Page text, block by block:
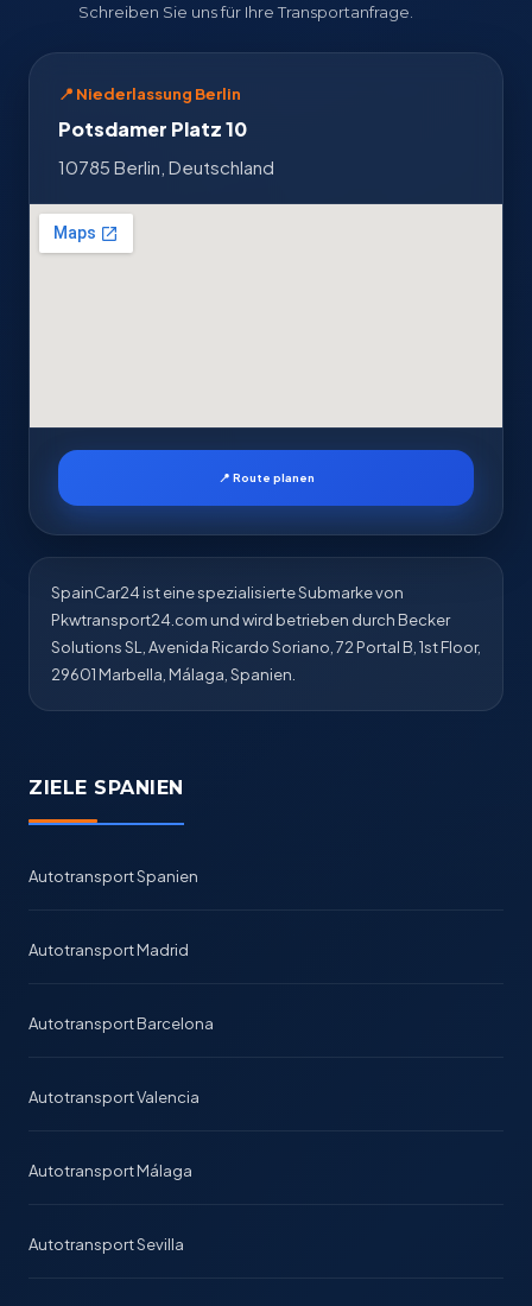
Schreiben Sie uns für Ihre Transportanfrage.
📍 Niederlassung Berlin
Potsdamer Platz 10
10785 Berlin, Deutschland
📍 Route planen
SpainCar24 ist eine spezialisierte Submarke von
Pkwtransport24.com und wird betrieben durch Becker
Solutions SL, Avenida Ricardo Soriano, 72 Portal B, 1st Floor,
29601 Marbella, Málaga, Spanien.
ZIELE SPANIEN
Autotransport Spanien
Autotransport Madrid
Autotransport Barcelona
Autotransport Valencia
Autotransport Málaga
Autotransport Sevilla